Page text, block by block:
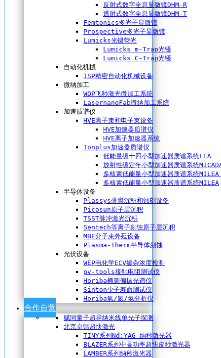
反射式数字全息显微镜DHM-R
透射式数字全息显微镜DHM-T
Femtonics多光子显微镜
Prospective多光子显微镜
Lumicks光镊荧光
Lumicks m-Trap光镊
Lumicks C-Trap光镊
自动化机械
ISP精密自动化机械设备
微纳加工
WOP飞秒激光微加工系统
LasernanoFab微纳加工系统
加速质谱仪
HVE离子束和电子束设备
HVE加速器质谱仪
HVE离子加速器系统
Ionplus加速器质谱仪
低能量碳十四小型加速器质谱系统LEA
放射性碳定年小型加速器质谱系统
多核素低能量小型加速器质谱系统
多核素低能量小型加速器质谱系统MILEA
半导体设备
Plassys薄膜沉积和蚀刻设备
Picosun原子层沉积
TSST脉冲激光沉积
Sentech等离子刻蚀原子层沉积
MBE分子束外延设备
Plasma-Therm半导体刻蚀
光伏设备
WEP电化学ECV掺杂浓度检测
pv-tools接触电阻测试仪
Horiba椭圆偏振光谱仪
Sinton少子寿命测试仪
Horiba氧/氮/氢分析仪
合作自营
赋同量子超导纳米线单光子探测
北京卓镭超快激光
TINY系列Nd:YAG 纳秒激光器
BLAZER系列中高功率超快皮秒激光器
LAMBER系列纳秒激光器